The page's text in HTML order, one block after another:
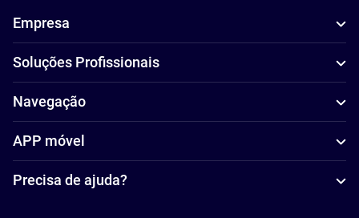
Empresa
Soluções Profissionais
Navegação
APP móvel
Precisa de ajuda?